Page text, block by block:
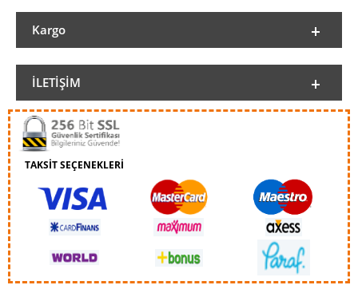
Kargo
İLETIŞIM
TAKSİT SEÇENEKLERİ